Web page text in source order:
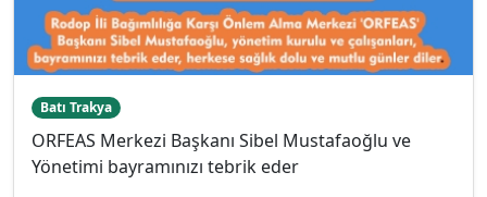
Batı Trakya
ORFEAS Merkezi Başkanı Sibel Mustafaoğlu ve
Yönetimi bayramınızı tebrik eder